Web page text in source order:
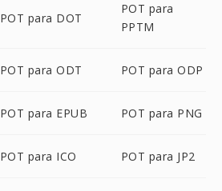
POT para DOT
POT para
PPTM
POT para ODT POT para ODP
POT para EPUB POT para PNG
POT para ICO POT para JP2